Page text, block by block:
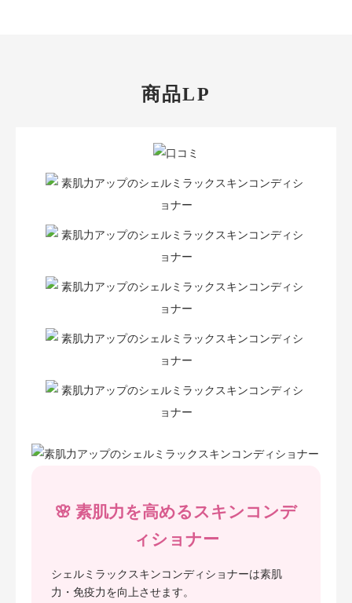
商品LP
🌸 素肌力を高めるスキンコンデ
ィショナー
シェルミラックスキンコンディショナーは素肌
力・免疫力を向上させます。